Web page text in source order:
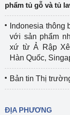
phẩm tủ gỗ và tủ
Indonesia thông
với sản phẩm
xứ từ Ả Rập Xê
Hàn Quốc,
Bản tin Thị
ĐỊA PHƯƠNG